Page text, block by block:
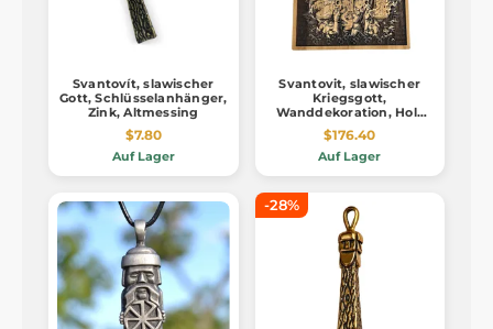
Svantovít, slawischer
Gott, Schlüsselanhänger,
Zink, Altmessing
$7.80
Auf Lager
Svantovit, slawischer
Kriegsgott,
Wanddekoration, Holz
30x40cm
$176.40
Auf Lager
-28%